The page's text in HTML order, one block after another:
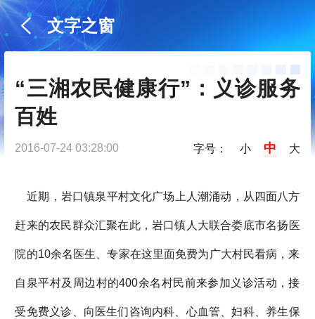
文字之窗
“三湘农民健康行”：义诊服务
百姓
2016-07-24 03:28:00 字号： 小 中 大
近期，岩口镇泉平村文化广场上人潮涌动，从四面八方
赶来的农民群众汇聚在此，岩口镇人大联合娄底市名扬医
院的10余名医生、专家在这里面免费为广大村民看病，来
自泉平村及周边村的400余名村民前来参加义诊活动，接
受免费义诊、向医生们咨询内科、心血管、妇科、养生保